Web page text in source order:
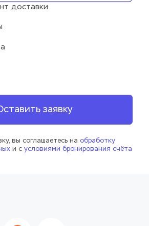
доставки
заявку
вы соглашаетесь на обработку
и с условиями бронирования счёта